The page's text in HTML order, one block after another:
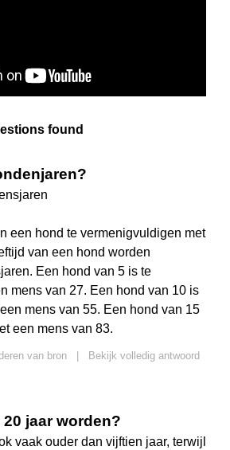
found
een hond te vermenigvuldigen met
van een hond worden
Een hond van 5 is te
mens van 27. Een hond van 10 is
mens van 55. Een hond van 15
een mens van 83.
van bron
Bekijk volledig antwoord
jaar worden?
vaak ouder dan vijftien jaar, terwijl